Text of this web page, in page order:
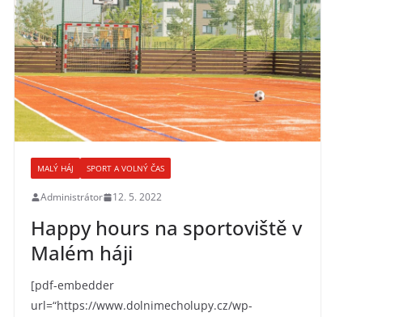
MALÝ HÁJ SPORT A VOLNÝ ČAS
Administrátor 12. 5. 2022
Happy hours na sportoviště v
Malém háji
[pdf-embedder
url=“https://www.dolnimecholupy.cz/wp-